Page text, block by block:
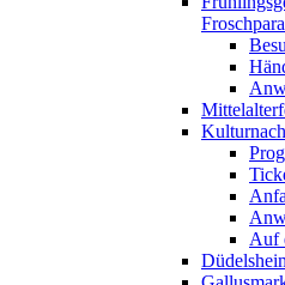
Auf